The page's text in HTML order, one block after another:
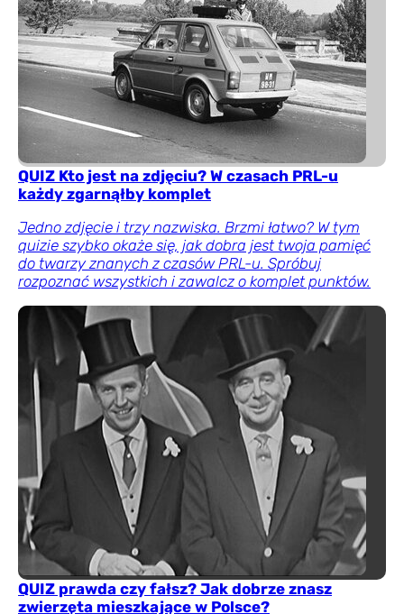
QUIZ Kto jest na zdjęciu? W czasach PRL-u
każdy zgarnąłby komplet
Jedno zdjęcie i trzy nazwiska. Brzmi łatwo? W tym
quizie szybko okaże się, jak dobra jest twoja pamięć
do twarzy znanych z czasów PRL-u. Spróbuj
rozpoznać wszystkich i zawalcz o komplet punktów.
QUIZ prawda czy fałsz? Jak dobrze znasz
zwierzęta mieszkające w Polsce?